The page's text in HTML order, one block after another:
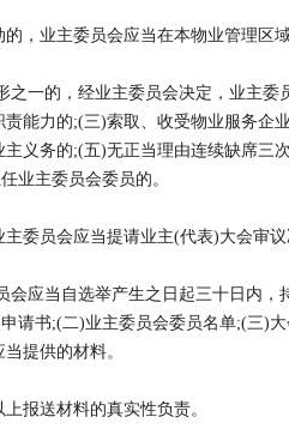
业主委员会应当在本物业管理区
一的，经业主委员会决定，业主委
能力的;(三)索取、收受物业服务企
义务的;(五)无正当理由连续缺席三
业主委员会委员的。
员会应当提请业主(代表)大会审议
应当自选举产生之日起三十日内，
请书;(二)业主委员会委员名单;(三)
提供的材料。
送材料的真实性负责。